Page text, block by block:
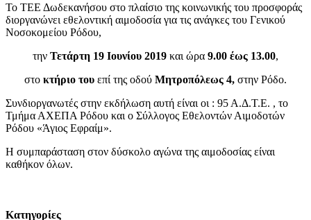
Το ΤΕΕ Δωδεκανήσου στο πλαίσιο της κοινωνικής του προσφοράς
διοργανώνει εθελοντική αιμοδοσία για τις ανάγκες του Γενικού
Νοσοκομείου Ρόδου,
την Τετάρτη 19 Ιουνίου 2019 και ώρα 9.00 έως 13.00,
στο κτήριο του επί της οδού Μητροπόλεως 4, στην Ρόδο.
Συνδιοργανωτές στην εκδήλωση αυτή είναι οι : 95 Α.Δ.Τ.Ε. , το
Τμήμα ΑΧΕΠΑ Ρόδου και ο Σύλλογος Εθελοντών Αιμοδοτών
Ρόδου «Άγιος Εφραίμ».
Η συμπαράσταση στον δύσκολο αγώνα της αιμοδοσίας είναι
καθήκον όλων.
Kατηγορίες